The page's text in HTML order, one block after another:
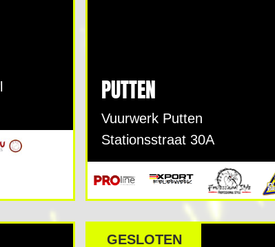
PUTTEN
Vuurwerk Putten
Stationsstraat 30A
GESLOTEN